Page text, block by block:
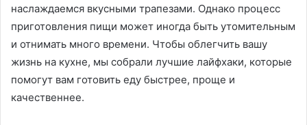
наслаждаемся вкусными трапезами. Однако процесс
приготовления пищи может иногда быть утомительным
и отнимать много времени. Чтобы облегчить вашу
жизнь на кухне, мы собрали лучшие лайфхаки, которые
помогут вам готовить еду быстрее, проще и
качественнее.